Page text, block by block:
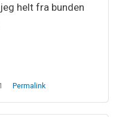
helt fra bunden
Permalink